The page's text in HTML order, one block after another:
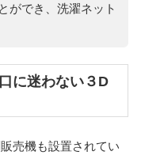
ができ、洗濯ネット
に迷わない３D
売機も設置されてい